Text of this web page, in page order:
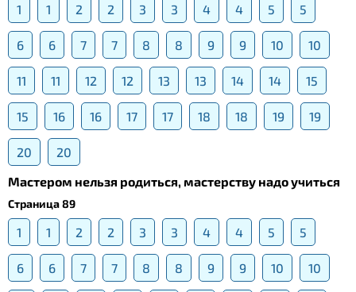
1 1 2 2 3 3 4 4 5 5
6 6 7 7 8 8 9 9 10 10
11 11 12 12 13 13 14 14 15
15 16 16 17 17 18 18 19 19
20
20
Мастером нельзя родиться, мастерству надо учиться
Страница 89
1 1 2 2 3 3 4 4 5 5
6 6 7 7 8 8 9 9 10 10